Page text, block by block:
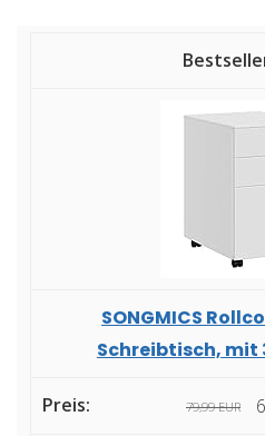
SONGMICS
Schreibtisch, mit
79,99 EUR